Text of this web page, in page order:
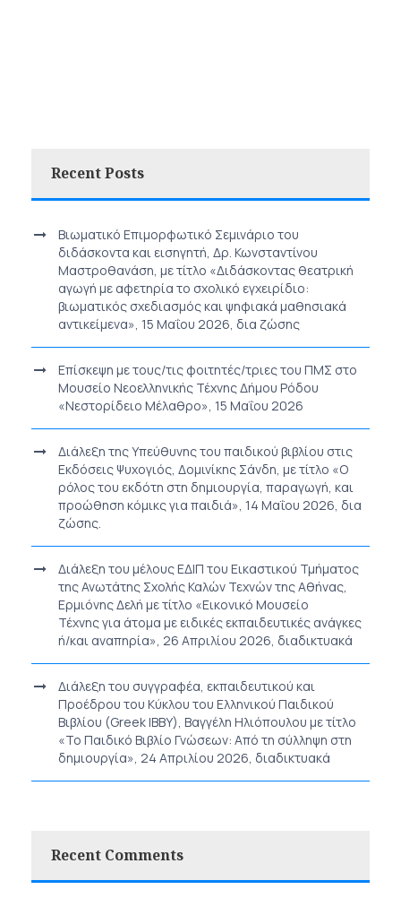
Recent Posts
Βιωματικό Επιμορφωτικό Σεμινάριο του
διδάσκοντα και εισηγητή, Δρ. Κωνσταντίνου
Μαστροθανάση, με τίτλο «Διδάσκοντας θεατρική
αγωγή με αφετηρία το σχολικό εγχειρίδιο:
βιωματικός σχεδιασμός και ψηφιακά μαθησιακά
αντικείμενα», 15 Μαΐου 2026, δια ζώσης
Επίσκεψη με τους/τις φοιτητές/τριες του ΠΜΣ στο
Μουσείο Νεοελληνικής Τέχνης Δήμου Ρόδου
«Νεστορίδειο Μέλαθρο», 15 Μαΐου 2026
Διάλεξη της Υπεύθυνης του παιδικού βιβλίου στις
Εκδόσεις Ψυχογιός, Δομινίκης Σάνδη, με τίτλο «Ο
ρόλος του εκδότη στη δημιουργία, παραγωγή, και
προώθηση κόμικς για παιδιά», 14 Μαΐου 2026, δια
ζώσης.
Διάλεξη του μέλους ΕΔΙΠ του Εικαστικού Τμήματος
της Ανωτάτης Σχολής Καλών Τεχνών της Αθήνας,
Ερμιόνης Δελή με τίτλο «Εικονικό Μουσείο
Τέχνης για άτομα με ειδικές εκπαιδευτικές ανάγκες
ή/και αναπηρία», 26 Απριλίου 2026, διαδικτυακά
Διάλεξη του συγγραφέα, εκπαιδευτικού και
Προέδρου του Κύκλου του Ελληνικού Παιδικού
Βιβλίου (Greek IBBY), Βαγγέλη Ηλιόπουλου με τίτλο
«Το Παιδικό Βιβλίο Γνώσεων: Από τη σύλληψη στη
δημιουργία», 24 Απριλίου 2026, διαδικτυακά
Recent Comments